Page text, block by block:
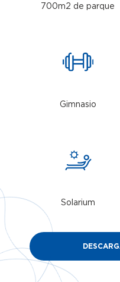
700m2 de parque
Gimnasio
Solarium